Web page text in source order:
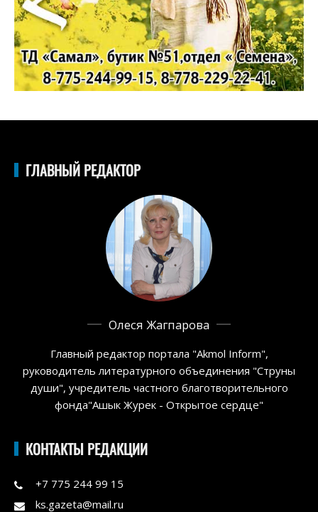
ГЛАВНЫЙ РЕДАКТОР
Олеся Жагпарова
Главный редактор портала "Akmol Inform",
руководитель литературного объединения "Струны
души", учредитель частного благотворительного
фонда"Ашык Журек - Открытое сердце"
КОНТАКТЫ РЕДАКЦИИ
+7 775 244 99 15
ks.gazeta@mail.ru